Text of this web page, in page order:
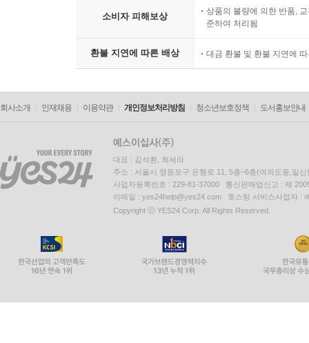
소비자 피해보상
상품의 불량에 의한 반품,
준하여 처리됨
환불 지연에 따른 배상 대금 환불 및 환불 지연에
회사소개 인재채용 이용약관 개인정보처리방침 청소년보호정책 도서홍보안내
대표 : 김석환, 최세라
주소 : 서울시 영등포구 은행로 11, 5층~6층(여의도동,일신
사업자등록번호 : 229-81-37000 통신판매업신고 : 제
이메일 : yes24help@yes24.com 호스팅 서비스사업자 :
Copyright ⓒ YES24 Corp. All Rights Reserved.